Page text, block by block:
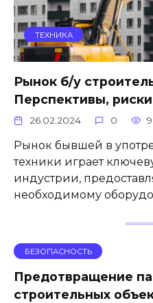
ТЕХНИКА
Рынок б/у
Перспективы,
26.02.2024 0 9
Рынок бывшей в
техники играет
индустрии,
необходимому
БЕЗОПАСНОСТЬ
Предотвращение
строительных